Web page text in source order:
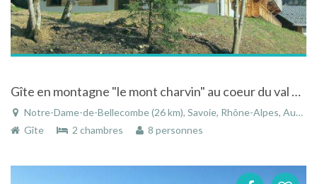
Gîte en montagne "le mont charvin" au coeur du val d'arly à Notre Dame de Bellecombe en Savoie
Notre-Dame-de-Bellecombe (26 km), Savoie, Rhône-Alpes, Auvergne-Rhône-Alpes, France
Gîte
2 chambres 8 personnes